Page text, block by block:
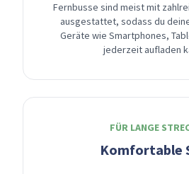
Fernbusse sind meist mit
ausgestattet, sodass du
Geräte wie Smartphones,
jederzeit aufladen
FÜR LANGE
Komfortable